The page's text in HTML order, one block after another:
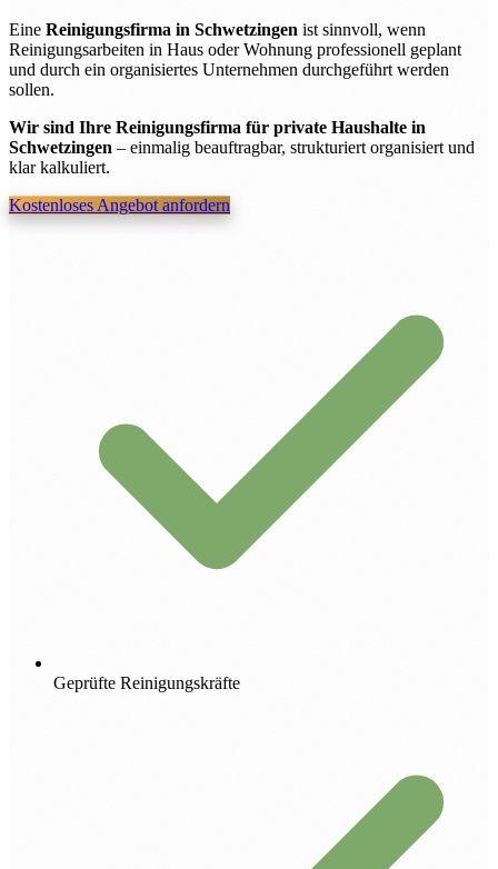
Eine Reinigungsfirma in Schwetzingen ist sinnvoll, wenn
Reinigungsarbeiten in Haus oder Wohnung professionell geplant
und durch ein organisiertes Unternehmen durchgeführt werden
sollen.
Wir sind Ihre Reinigungsfirma für private Haushalte in
Schwetzingen – einmalig beauftragbar, strukturiert organisiert und
klar kalkuliert.
Kostenloses Angebot anfordern
Geprüfte Reinigungskräfte